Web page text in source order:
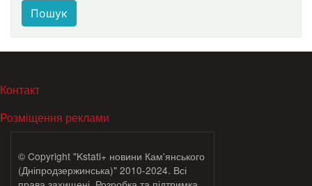
Пошук
МЕНЮ В ПОДВАЛЕ
Контакт
Розміщення реклами
© Copyright "Kstati+ новини Кам'янського
(Дніпродзержинська)" 2010-2024. Всі